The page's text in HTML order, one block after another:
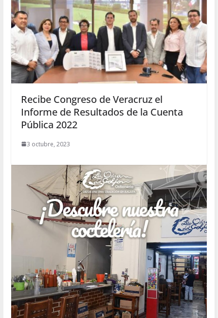
Recibe Congreso de Veracruz el
Informe de Resultados de la Cuenta
Pública 2022
3 octubre, 2023